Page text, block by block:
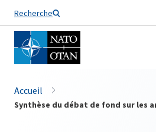
Recherche
Nom de famille*
Accueil